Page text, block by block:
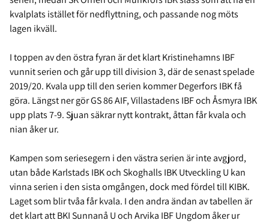
kvalplats istället för nedflyttning, och passande nog möts
lagen ikväll.
I toppen av den östra fyran är det klart Kristinehamns IBF
vunnit serien och går upp till division 3, där de senast spelade
2019/20. Kvala upp till den serien kommer Degerfors IBK få
göra. Längst ner gör GS 86 AIF, Villastadens IBF och Åsmyra IBK
upp plats 7-9. Sjuan säkrar nytt kontrakt, åttan får kvala och
nian åker ur.
Kampen som seriesegern i den västra serien är inte avgjord,
utan både Karlstads IBK och Skoghalls IBK Utveckling U kan
vinna serien i den sista omgången, dock med fördel till KIBK.
Laget som blir tvåa får kvala. I den andra ändan av tabellen är
det klart att BKI Sunnanå U och Arvika IBF Ungdom åker ur